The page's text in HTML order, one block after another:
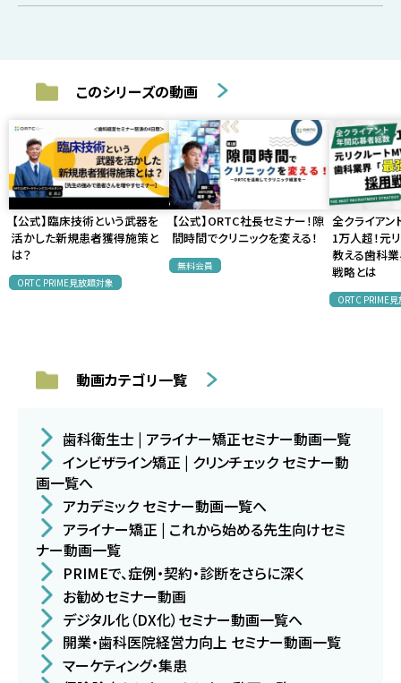
このシリーズの動画
【公式】臨床技術という武器を
活かした新規患者獲得施策と
は？
ORTC PRIME見放題対象
【公式】ORTC社長セミナー！隙
間時間でクリニックを変える！
無料会員
全クライア
1万人超！元
教える歯科業
戦略とは
ORTC PRIME
動画カテゴリ一覧
歯科衛生士 | アライナー矯正セミナー動画一覧
インビザライン矯正 | クリンチェック セミナー動
画一覧へ
アカデミック セミナー動画一覧へ
アライナー矯正 | これから始める先生向けセミ
ナー動画一覧
PRIMEで、症例・契約・診断をさらに深く
お勧めセミナー動画
デジタル化（DX化）セミナー動画一覧へ
開業・歯科医院経営力向上 セミナー動画一覧
マーケティング・集患